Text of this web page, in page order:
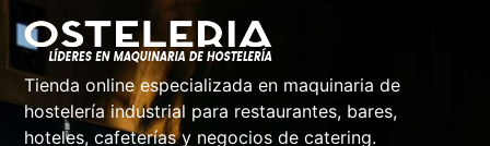
Tienda online especializada en maquinaria de
hostelería industrial para restaurantes, bares,
hoteles, cafeterías y negocios de catering.